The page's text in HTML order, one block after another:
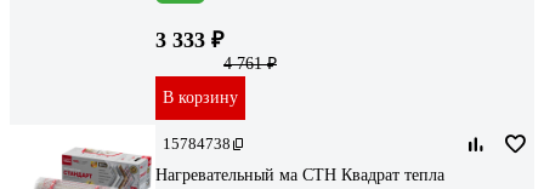
3 333 ₽
4 761 ₽
В корзину
15784738
Нагревательный ма СТН Квадрат тепла